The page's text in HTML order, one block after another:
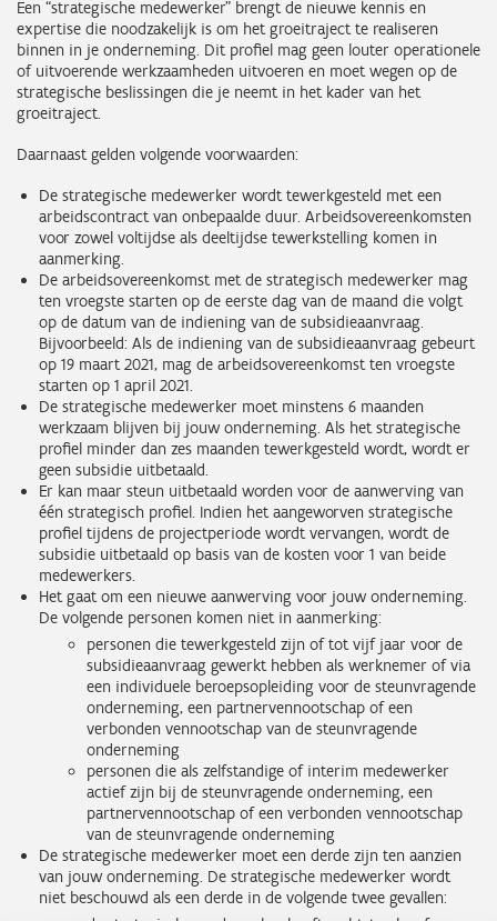
Een “strategische medewerker” brengt de nieuwe kennis en
expertise die noodzakelijk is om het groeitraject te realiseren
binnen in je onderneming. Dit profiel mag geen louter operationele
of uitvoerende werkzaamheden uitvoeren en moet wegen op de
strategische beslissingen die je neemt in het kader van het
groeitraject.
Daarnaast gelden volgende voorwaarden:
De strategische medewerker wordt tewerkgesteld met een
arbeidscontract van onbepaalde duur. Arbeidsovereenkomsten
voor zowel voltijdse als deeltijdse tewerkstelling komen in
aanmerking.
De arbeidsovereenkomst met de strategisch medewerker mag
ten vroegste starten op de eerste dag van de maand die volgt
op de datum van de indiening van de subsidieaanvraag.
Bijvoorbeeld: Als de indiening van de subsidieaanvraag gebeurt
op 19 maart 2021, mag de arbeidsovereenkomst ten vroegste
starten op 1 april 2021.
De strategische medewerker moet minstens 6 maanden
werkzaam blijven bij jouw onderneming. Als het strategische
profiel minder dan zes maanden tewerkgesteld wordt, wordt er
geen subsidie uitbetaald.
Er kan maar steun uitbetaald worden voor de aanwerving van
één strategisch profiel. Indien het aangeworven strategische
profiel tijdens de projectperiode wordt vervangen, wordt de
subsidie uitbetaald op basis van de kosten voor 1 van beide
medewerkers.
Het gaat om een nieuwe aanwerving voor jouw onderneming.
De volgende personen komen niet in aanmerking:
personen die tewerkgesteld zijn of tot vijf jaar voor de
subsidieaanvraag gewerkt hebben als werknemer of via
een individuele beroepsopleiding voor de steunvragende
onderneming, een partnervennootschap of een
verbonden vennootschap van de steunvragende
onderneming
personen die als zelfstandige of interim medewerker
actief zijn bij de steunvragende onderneming, een
partnervennootschap of een verbonden vennootschap
van de steunvragende onderneming
De strategische medewerker moet een derde zijn ten aanzien
van jouw onderneming. De strategische medewerker wordt
niet beschouwd als een derde in de volgende twee gevallen: